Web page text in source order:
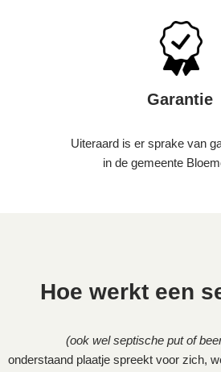
Garantie
Uiteraard is er sprake van
in de gemeente
Hoe werkt een
(ook wel septische put of
onderstaand plaatje spreekt voor zich,